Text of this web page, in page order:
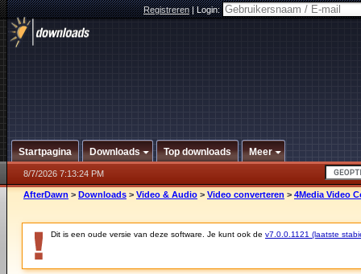
Registreren|Login:
Startpagina Downloads Top downloads Meer
8/7/2026 7:13:24 PM
AfterDawn > Downloads > Video & Audio > Video converteren > 4Media Video
Dit is een oude versie van deze software. Je kunt ook de v7.0.0.1121 (laatste